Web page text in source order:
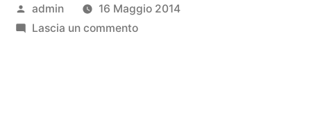
Pubblicato
da
admin
16 Maggio 2014
Lascia un commentosu